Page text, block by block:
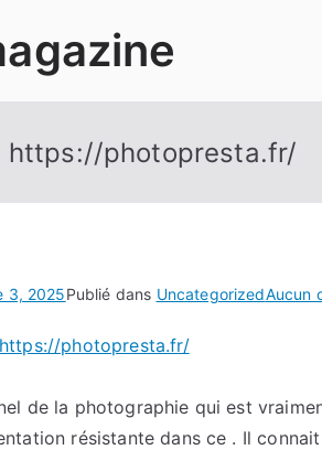
https://photopresta.fr/
3, 2025Publié dans UncategorizedAucun
https://photopresta.fr/
de la photographie qui est
résistante dans ce . Il